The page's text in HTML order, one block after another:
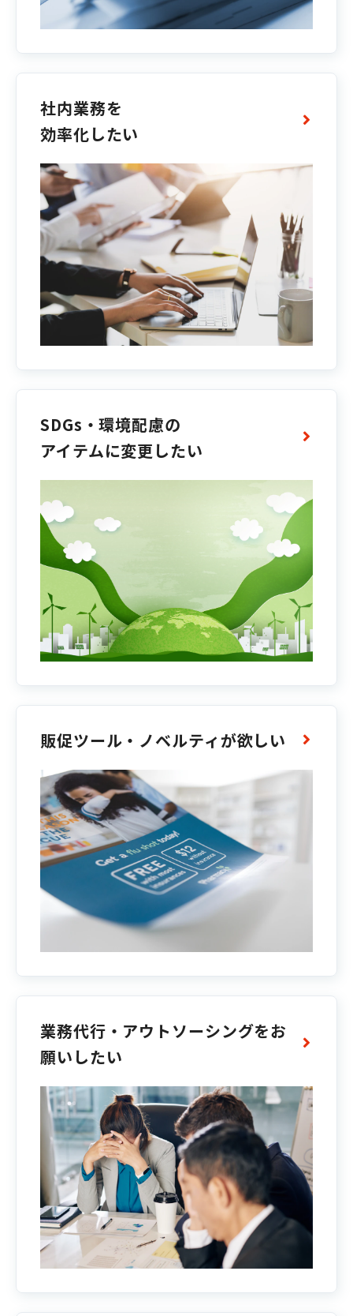
社内業務を
効率化したい
SDGs・環境配慮の
アイテムに変更したい
販促ツール・ノベルティが欲しい
業務代行・アウトソーシングをお
願いしたい